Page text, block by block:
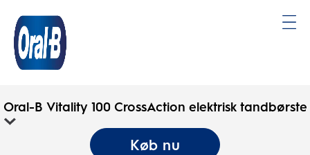
Startside
Oral-B Vitality 100 CrossAction elektrisk tandbørste
Køb nu